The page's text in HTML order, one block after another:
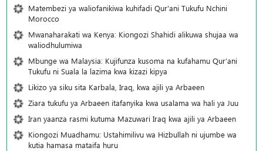
Matembezi ya waliofanikiwa kuhifadi Qur'ani Tukufu Nchini
Morocco
Mwanaharakati wa Kenya: Kiongozi Shahidi alikuwa shujaa wa
waliodhulumiwa
Mbunge wa Malaysia: Kujifunza kusoma na kufahamu Qur’ani
Tukufu ni Suala la lazima kwa kizazi kipya
Likizo ya siku sita Karbala, Iraq, kwa ajili ya Arbaeen
Ziara tukufu ya Arbaeen itafanyika kwa usalama wa hali ya Juu
Iran yaanza rasmi kutuma Mazuwari Iraq kwa ajili ya Arbaeen
Kiongozi Muadhamu: Ustahimilivu wa Hizbullah ni ujumbe wa
kutia hamasa mataifa huru